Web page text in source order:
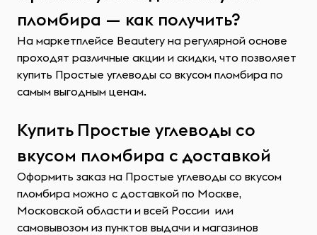
пломбира — как получить?
На маркетплейсе Beautery на регулярной основе
проходят различные акции и скидки, что позволяет
купить Простые углеводы со вкусом пломбира по
самым выгодным ценам.
Купить Простые углеводы со
вкусом пломбира с доставкой
Оформить заказ на Простые углеводы со вкусом
пломбира можно с доставкой по Москве,
Московской области и всей России или
самовывозом из пунктов выдачи и магазинов